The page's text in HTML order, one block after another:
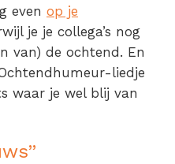
even op je
je je collega’s nog
van) de ochtend. En
liedje
waar je wel blij van